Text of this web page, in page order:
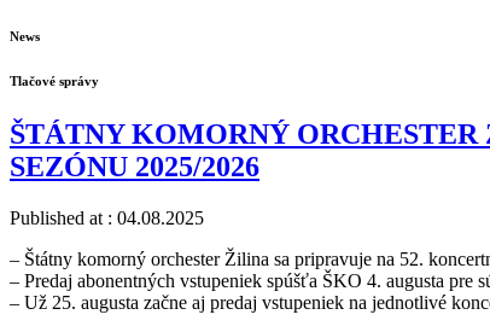
News
Tlačové správy
ŠTÁTNY KOMORNÝ
SEZÓNU 2025/2026
Published at : 04.08.2025
– Štátny komorný orchester Žilina sa pripravuje na 52.
– Predaj abonentných vstupeniek spúšťa ŠKO 4. augusta pre
– Už 25. augusta začne aj predaj vstupeniek na jednotlivé